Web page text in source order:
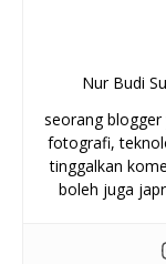
Nur Budi
seorang
fotografi,
tinggalkan
boleh juga